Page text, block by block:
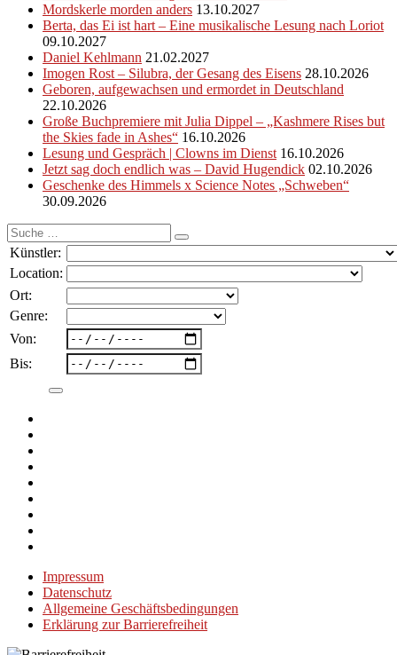
Mordskerle morden anders 13.10.2027
Berta, das Ei ist hart – Eine musikalische Lesung nach Loriot
09.10.2027
Daniel Kehlmann 21.02.2027
Imogen Rost – Silubra, der Gesang des Eisens 28.10.2026
Geboren, aufgewachsen und ermordet in Deutschland
22.10.2026
Große Buchpremiere mit Julia Dippel – „Kashmere Rises but
the Skies fade in Ashes“ 16.10.2026
Lesung und Gespräch | Clowns im Dienst 16.10.2026
Jetzt sag doch endlich was – David Hugendick 02.10.2026
Geschenke des Himmels x Science Notes „Schweben“
30.09.2026
Suche
nach:
Künstler:
Location:
Ort:
Genre:
Von:
Bis:
Impressum
Datenschutz
Allgemeine Geschäftsbedingungen
Erklärung zur Barrierefreiheit